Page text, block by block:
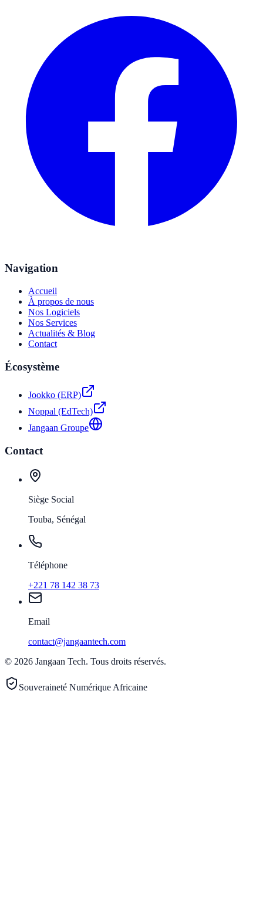
Navigation
Accueil
À propos de nous
Nos Logiciels
Nos Services
Actualités & Blog
Contact
Écosystème
Jookko (ERP)
Noppal (EdTech)
Jangaan Groupe
Contact
Siège Social
Touba, Sénégal
Téléphone
+221 78 142 38 73
Email
contact@jangaantech.com
© 2026 Jangaan Tech. Tous droits réservés.
Souveraineté Numérique Africaine